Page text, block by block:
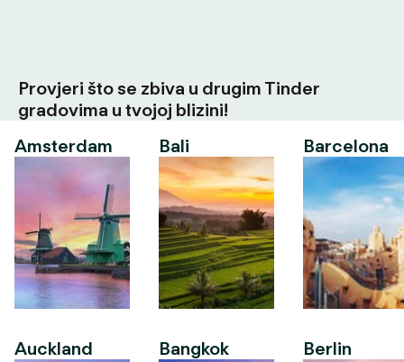
Provjeri što se zbiva u drugim Tinder
gradovima u tvojoj blizini!
Amsterdam
Auckland
Bali
Bangkok
Barcelona
Berlin